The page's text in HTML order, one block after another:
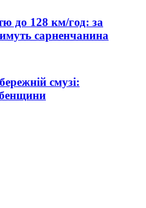
до 128 км/год: за
сарненчанина
смузі: